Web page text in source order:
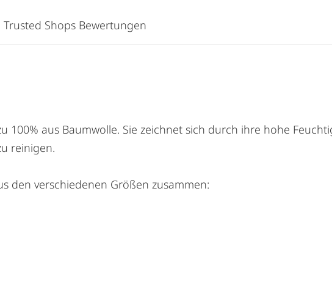
100% aus Baumwolle. Sie zeichnet sich durch ihre hohe
reinigen.
den verschiedenen Größen zusammen:
Trusted Shops Bewertungen